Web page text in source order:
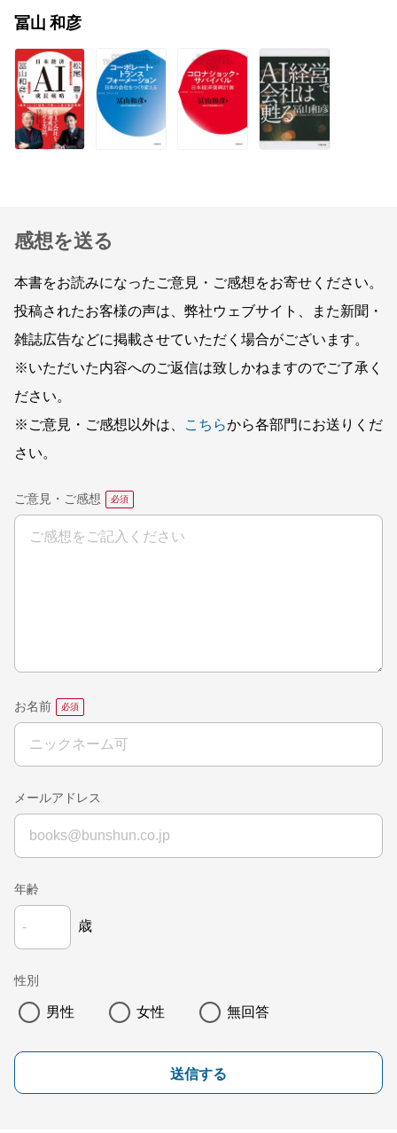
冨山 和彦
感想を送る
本書をお読みになったご意見・ご感想をお寄せください。
投稿されたお客様の声は、弊社ウェブサイト、また新聞・
雑誌広告などに掲載させていただく場合がございます。
※いただいた内容へのご返信は致しかねますのでご了承く
ださい。
※ご意見・ご感想以外は、
こちらから各部門にお送りくだ
さい。
ご意見・ご感想
お名前
メールアドレス
年齢
歳
性別
男性 女性 無回答
送信する